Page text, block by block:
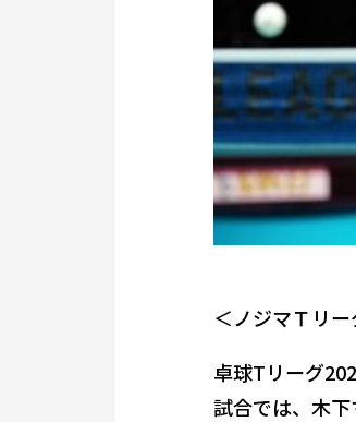
＜ノジマＴリ
卓球Tリーグ
試合では、木下